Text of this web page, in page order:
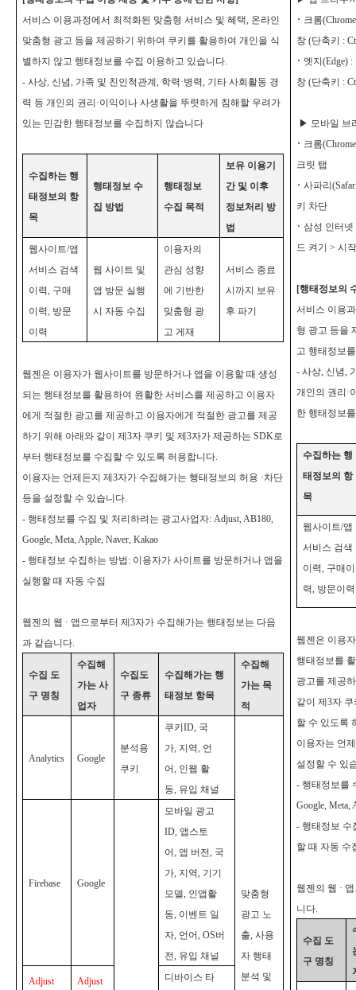
서비스 이용과정에서 최적화된 맞춤형 서비스 및 혜택, 온라인
맞춤형 광고 등을 제공하기 위하여 쿠키를 활용하여 개인을 식
별하지 않고 행태정보를 수집 이용하고 있습니다.
-사상, 신념, 가족 및 친인척관계, 학력·병력, 기타 사회활동 경
력 등 개인의 권리·이익이나 사생활을 뚜렷하게 침해할 우려가
있는 민감한 행태정보를 수집하지 않습니다
수집하는 행
태정보의 항
목
행태정보 수
집 방법
행태정보
수집 목적
보유 이용기
간 및 이후
정보처리 방
법
웹사이트/앱
서비스 검색
이력, 구매
이력, 방문
이력
웹 사이트 및
앱 방문 실행
시 자동 수집
이용자의
관심 성향
에 기반한
맞춤형 광
고 게재
서비스 종료
시까지 보유
후 파기
웹젠은 이용자가 웹사이트를 방문하거나 앱을 이용할 때 생성
되는 행태정보를 활용하여 원활한 서비스를 제공하고 이용자
에게 적절한 광고를 제공하고 이용자에게 적절한 광고를 제공
하기 위해 아래와 같이 제3자 쿠키 및 제3자가 제공하는 SDK로
부터 행태정보를 수집할 수 있도록 허용합니다.
이용자는 언제든지 제3자가 수집해가는 행태정보의 허용 ·차단
등을 설정할 수 있습니다.
-행태정보를 수집 및 처리하려는 광고사업자: Adjust, AB180,
Google, Meta, Apple, Naver, Kakao
-행태정보 수집하는 방법: 이용자가 사이트를 방문하거나 앱을
실행할 때 자동 수집
웹젠의 웹 · 앱으로부터 제3자가 수집해가는 행태정보는 다음
과 같습니다.
수집 도
구 명칭
수집해
가는 사
업자
수집도
구 종류
수집해가는 행
태정보 항목
수집해
가는 목
적
Analytics Google
분석용
쿠키
쿠키ID, 국
가, 지역, 언
어, 인웹 활
동, 유입 채널
맞춤형
광고 노
출, 사용
자 행태
분석 및
Firebase Google
모바일 광고
ID, 앱스토
어, 앱 버전, 국
가, 지역, 기기
모델, 인앱활
동, 이벤트 일
자, 언어, OS버
전, 유입 채널
Adjust Adjust
디바이스 타
･ 크롬
창 (단축키 :
･ 엣지(Edge)
창 (단축키 :
▶ 모바일 브
･ 크롬
크릿 탭
･ 사파리
키 차단
･ 삼성 인터넷
드 켜기 > 시
[행태정보의
서비스 이용
형 광고 등을
고 행태정보
-사상, 신념,
개인의 권리·
한 행태정보
수집하는 행
태정보의 항
목
웹사이트/앱
서비스 검색
이력, 구매이
력, 방문이력
웹젠은 이용
행태정보를
광고를 제공
같이 제3자
할 수 있도록
이용자는 언
설정할 수 있
-행태정보를
Google, Meta,
-행태정보 수
할 때 자동 수
웹젠의 웹 ·
니다.
수집 도
구 명칭